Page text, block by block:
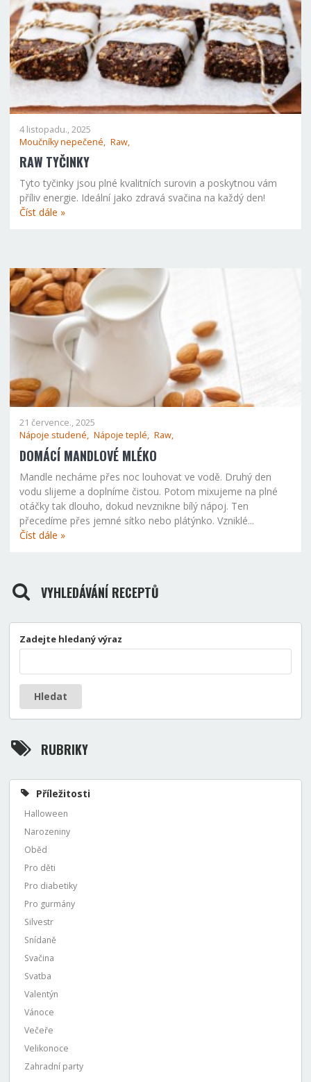
4 listopadu., 2025
Moučníky nepečené, Raw,
RAW TYČINKY
Tyto tyčinky jsou plné kvalitních surovin a poskytnou vám
příliv energie. Ideální jako zdravá svačina na každý den!
Číst dále »
21 července., 2025
Nápoje studené, Nápoje teplé, Raw,
DOMÁCÍ MANDLOVÉ MLÉKO
Mandle necháme přes noc louhovat ve vodě. Druhý den
vodu slijeme a doplníme čistou. Potom mixujeme na plné
otáčky tak dlouho, dokud nevznikne bílý nápoj. Ten
přecedíme přes jemné sítko nebo plátýnko. Vzniklé...
Číst dále »
VYHLEDÁVÁNÍ RECEPTŮ
Zadejte hledaný výraz
Hledat
RUBRIKY
Příležitosti
Halloween
Narozeniny
Oběd
Pro děti
Pro diabetiky
Pro gurmány
Silvestr
Snídaně
Svačina
Svatba
Valentýn
Vánoce
Večeře
Velikonoce
Zahradní party